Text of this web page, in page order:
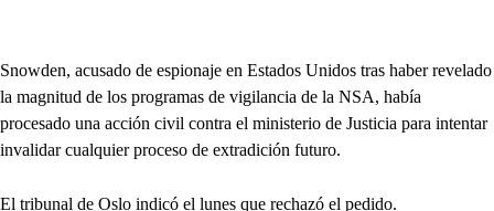
Snowden, acusado de espionaje en Estados Unidos tras haber revelado
la magnitud de los programas de vigilancia de la NSA, había
procesado una acción civil contra el ministerio de Justicia para intentar
invalidar cualquier proceso de extradición futuro.
El tribunal de Oslo indicó el lunes que rechazó el pedido.